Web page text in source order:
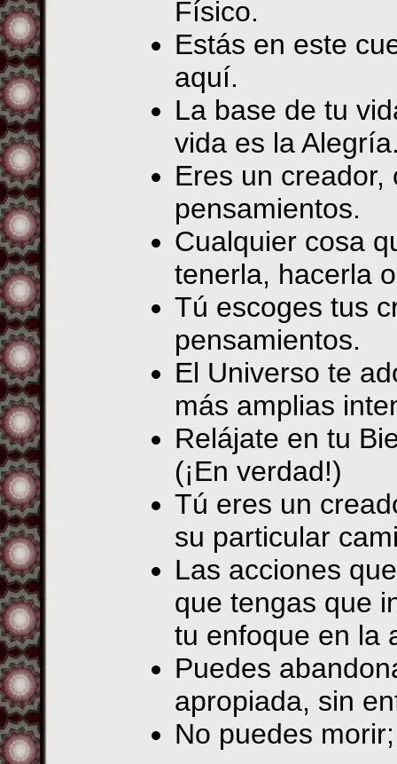
Físico.
Estás en este
aquí.
La base de tu
vida es la
Eres un
pensamientos.
Cualquier cosa
tenerla, hacerla
Tú escoges tus
pensamientos.
El Universo te
más amplias
Relájate en tu
(¡En verdad!)
Tú eres un
su particular
Las acciones
que tengas que
tu enfoque en la
Puedes
apropiada, sin
No puedes